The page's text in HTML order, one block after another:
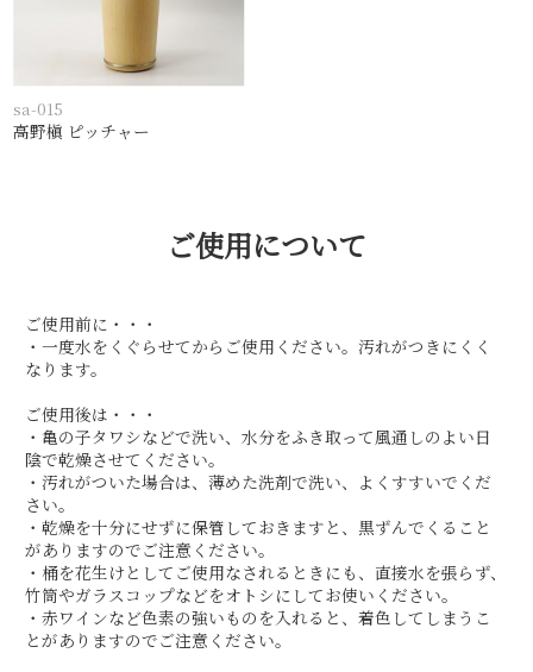
sa-015
高野槇 ピッチャー
ご使用について
ご使用前に・・・
・一度水をくぐらせてからご使用ください。汚れがつきにくく
なります。
ご使用後は・・・
・亀の子タワシなどで洗い、水分をふき取って風通しのよい日
陰で乾燥させてください。
・汚れがついた場合は、薄めた洗剤で洗い、よくすすいでくだ
さい。
・乾燥を十分にせずに保管しておきますと、黒ずんでくること
がありますのでご注意ください。
・桶を花生けとしてご使用なされるときにも、直接水を張らず、
竹筒やガラスコップなどをオトシにしてお使いください。
・赤ワインなど色素の強いものを入れると、着色してしまうこ
とがありますのでご注意ください。